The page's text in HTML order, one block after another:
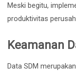
Meski begitu,
produktivitas
Keamanan
Data SDM